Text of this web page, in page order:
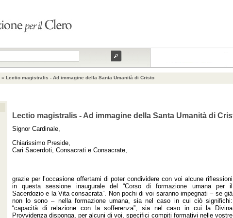
» Lectio magistralis - Ad immagine della Santa Umanità di Cristo
Lectio magistralis - Ad immagine della Santa Umanità di
Signor Cardinale,
Chiarissimo Preside,
Cari Sacerdoti, Consacrati e Consacrate,
grazie per l’occasione offertami di poter condividere con voi alcune riflessioni
in questa sessione inaugurale del “Corso di formazione umana per il
Sacerdozio e la Vita consacrata”. Non pochi di voi saranno impegnati – se già
non lo sono – nella formazione umana, sia nel caso in cui ciò significhi:
“capacità di relazione con la sofferenza”, sia nel caso in cui la Divina
Provvidenza disponga, per alcuni di voi, specifici compiti formativi nelle vostre